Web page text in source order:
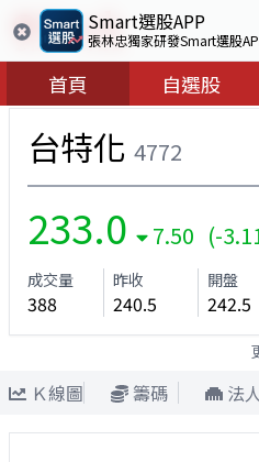
Smart選股APP
首頁 自選股
台特化 4772
233.0 7.50 (-
成交量
388
昨收
240.5
開盤
242.5
Ｋ線圖 籌碼 法人